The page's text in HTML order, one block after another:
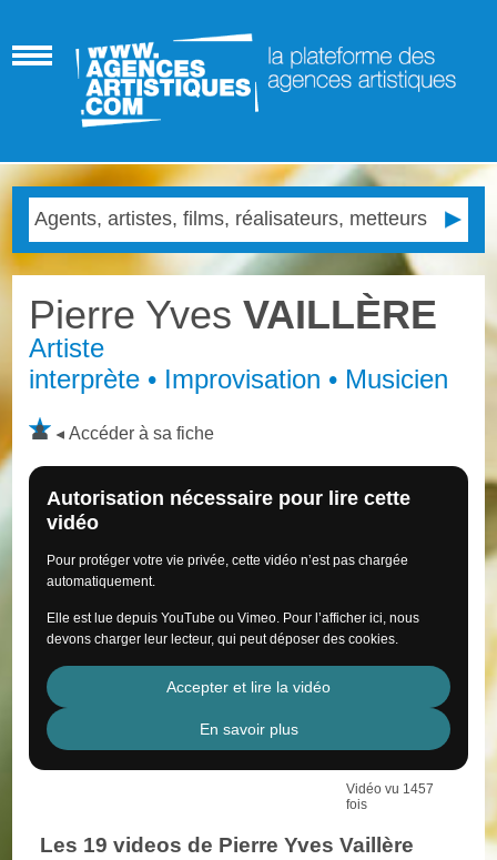
Pierre Yves VAILLÈRE
Artiste
interprète • Improvisation • Musicien
Accéder à sa fiche
Autorisation nécessaire pour lire cette
vidéo
Pour protéger votre vie privée, cette vidéo n’est pas chargée
automatiquement.
Elle est lue depuis YouTube ou Vimeo. Pour l’afficher ici, nous
devons charger leur lecteur, qui peut déposer des cookies.
Accepter et lire la vidéo
En savoir plus
Vidéo vu 1457
fois
Les 19 videos de Pierre Yves Vaillère